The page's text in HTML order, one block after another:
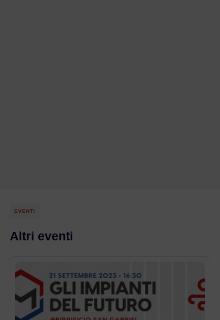
EVENTI
Altri eventi